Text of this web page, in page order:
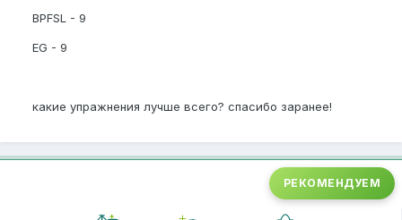
BPFSL - 9
EG - 9
какие упражнения лучше всего? спасибо заранее!
РЕКОМЕНДУЕМ